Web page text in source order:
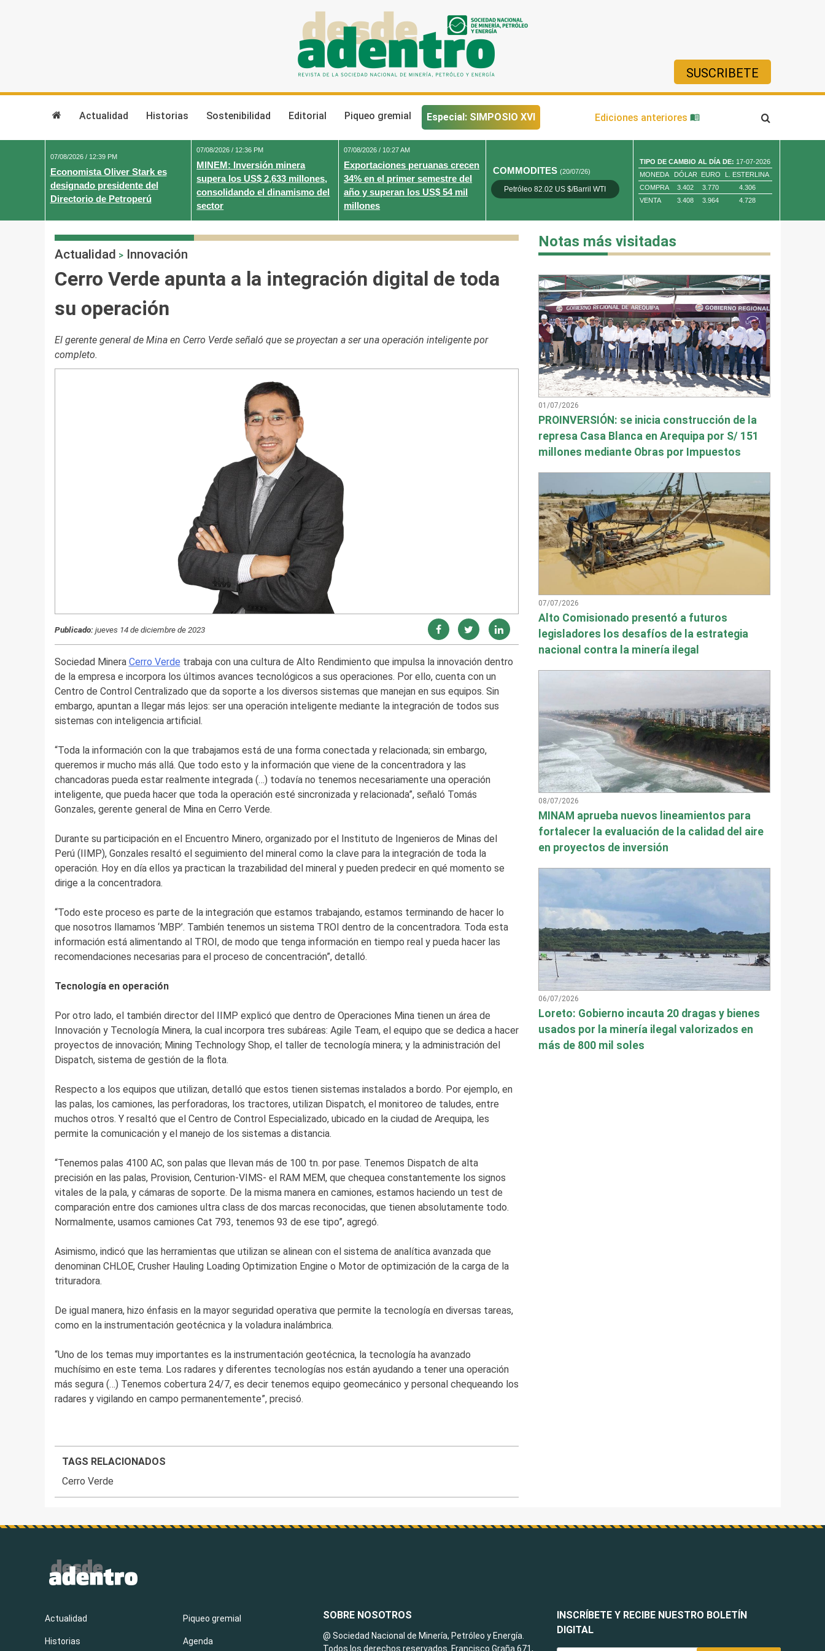
SUSCRIBETE
Actualidad Historias Sostenibilidad Editorial Piqueo gremial Especial: SIMPOSIO XVI Ediciones anteriores
07/08/2026 / 12:39 PM
Economista Oliver Stark es
designado presidente del
Directorio de Petroperú
07/08/2026 / 12:36 PM
MINEM: Inversión minera
supera los US$ 2,633 millones,
consolidando el dinamismo del
sector
07/08/2026 / 10:27 AM
Exportaciones peruanas crecen
34% en el primer semestre del
año y superan los US$ 54 mil
millones
COMMODITES(20/07/26)
Petróleo 82.02 US $/Barril WTI Oro 4,010.80 US $/ Oz. Tr.
TIPO DE CAMBIO AL DÍA DE: 17-07-2026
MONEDA
DÓLAR EURO
L. ESTERLINA
COMPRA
3.402 3.770
4.306
VENTA
3.408 3.964 4.728
Actualidad > Innovación
Cerro Verde apunta a la integración digital de toda
su operación
El gerente general de Mina en Cerro Verde señaló que se proyectan a ser una operación inteligente por
completo.
Publicado:jueves 14 de diciembre de 2023
Sociedad Minera Cerro Verde trabaja con una cultura de Alto Rendimiento que impulsa la innovación dentro
de la empresa e incorpora los últimos avances tecnológicos a sus operaciones. Por ello, cuenta con un
Centro de Control Centralizado que da soporte a los diversos sistemas que manejan en sus equipos. Sin
embargo, apuntan a llegar más lejos: ser una operación inteligente mediante la integración de todos sus
sistemas con inteligencia artificial.
“Toda la información con la que trabajamos está de una forma conectada y relacionada; sin embargo,
queremos ir mucho más allá. Que todo esto y la información que viene de la concentradora y las
chancadoras pueda estar realmente integrada (…) todavía no tenemos necesariamente una operación
inteligente, que pueda hacer que toda la operación esté sincronizada y relacionada”, señaló Tomás
Gonzales, gerente general de Mina en Cerro Verde.
Durante su participación en el Encuentro Minero, organizado por el Instituto de Ingenieros de Minas del
Perú (IIMP), Gonzales resaltó el seguimiento del mineral como la clave para la integración de toda la
operación. Hoy en día ellos ya practican la trazabilidad del mineral y pueden predecir en qué momento se
dirige a la concentradora.
“Todo este proceso es parte de la integración que estamos trabajando, estamos terminando de hacer lo
que nosotros llamamos ‘MBP’. También tenemos un sistema TROI dentro de la concentradora. Toda esta
información está alimentando al TROI, de modo que tenga información en tiempo real y pueda hacer las
recomendaciones necesarias para el proceso de concentración”, detalló.
Tecnología en operación
Por otro lado, el también director del IIMP explicó que dentro de Operaciones Mina tienen un área de
Innovación y Tecnología Minera, la cual incorpora tres subáreas: Agile Team, el equipo que se dedica a hacer
proyectos de innovación; Mining Technology Shop, el taller de tecnología minera; y la administración del
Dispatch, sistema de gestión de la flota.
Respecto a los equipos que utilizan, detalló que estos tienen sistemas instalados a bordo. Por ejemplo, en
las palas, los camiones, las perforadoras, los tractores, utilizan Dispatch, el monitoreo de taludes, entre
muchos otros. Y resaltó que el Centro de Control Especializado, ubicado en la ciudad de Arequipa, les
permite la comunicación y el manejo de los sistemas a distancia.
“Tenemos palas 4100 AC, son palas que llevan más de 100 tn. por pase. Tenemos Dispatch de alta
precisión en las palas, Provision, Centurion-VIMS- el RAM MEM, que chequea constantemente los signos
vitales de la pala, y cámaras de soporte. De la misma manera en camiones, estamos haciendo un test de
comparación entre dos camiones ultra class de dos marcas reconocidas, que tienen absolutamente todo.
Normalmente, usamos camiones Cat 793, tenemos 93 de ese tipo”, agregó.
Asimismo, indicó que las herramientas que utilizan se alinean con el sistema de analítica avanzada que
denominan CHLOE, Crusher Hauling Loading Optimization Engine o Motor de optimización de la carga de la
trituradora.
De igual manera, hizo énfasis en la mayor seguridad operativa que permite la tecnología en diversas tareas,
como en la instrumentación geotécnica y la voladura inalámbrica.
“Uno de los temas muy importantes es la instrumentación geotécnica, la tecnología ha avanzado
muchísimo en este tema. Los radares y diferentes tecnologías nos están ayudando a tener una operación
más segura (…) Tenemos cobertura 24/7, es decir tenemos equipo geomecánico y personal chequeando los
radares y vigilando en campo permanentemente”, precisó.
TAGS RELACIONADOS
Cerro Verde
Notas más visitadas
01/07/2026
PROINVERSIÓN: se inicia construcción de la
represa Casa Blanca en Arequipa por S/ 151
millones mediante Obras por Impuestos
07/07/2026
Alto Comisionado presentó a futuros
legisladores los desafíos de la estrategia
nacional contra la minería ilegal
08/07/2026
MINAM aprueba nuevos lineamientos para
fortalecer la evaluación de la calidad del aire
en proyectos de inversión
06/07/2026
Loreto: Gobierno incauta 20 dragas y bienes
usados por la minería ilegal valorizados en
más de 800 mil soles
INSCRÍBETE Y RECIBE NUESTRO BOLETÍN
DIGITAL
Actualidad
Historias
Piqueo gremial
Agenda
SOBRE NOSOTROS
@ Sociedad Nacional de Minería, Petróleo y Energía.
Todos los derechos reservados. Francisco Graña 671,